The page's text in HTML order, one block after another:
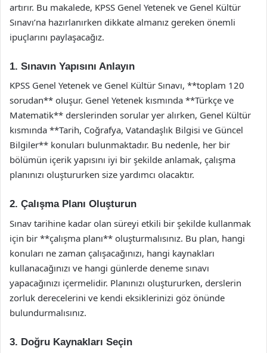
artırır. Bu makalede, KPSS Genel Yetenek ve Genel Kültür
Sınavı’na hazırlanırken dikkate almanız gereken önemli
ipuçlarını paylaşacağız.
1. Sınavın Yapısını Anlayın
KPSS Genel Yetenek ve Genel Kültür Sınavı, **toplam 120
sorudan** oluşur. Genel Yetenek kısmında **Türkçe ve
Matematik** derslerinden sorular yer alırken, Genel Kültür
kısmında **Tarih, Coğrafya, Vatandaşlık Bilgisi ve Güncel
Bilgiler** konuları bulunmaktadır. Bu nedenle, her bir
bölümün içerik yapısını iyi bir şekilde anlamak, çalışma
planınızı oluştururken size yardımcı olacaktır.
2. Çalışma Planı Oluşturun
Sınav tarihine kadar olan süreyi etkili bir şekilde kullanmak
için bir **çalışma planı** oluşturmalısınız. Bu plan, hangi
konuları ne zaman çalışacağınızı, hangi kaynakları
kullanacağınızı ve hangi günlerde deneme sınavı
yapacağınızı içermelidir. Planınızı oluştururken, derslerin
zorluk derecelerini ve kendi eksiklerinizi göz önünde
bulundurmalısınız.
3. Doğru Kaynakları Seçin